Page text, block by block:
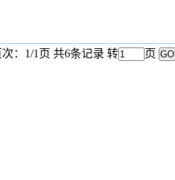
：1/1页 共6条记录 转 页